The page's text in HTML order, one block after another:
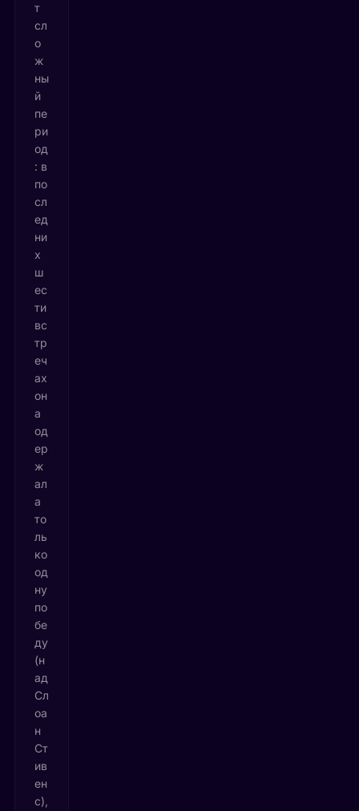
т
сл
о
ж
ны
й
пе
ри
од
: в
по
сл
ед
ни
х
ш
ес
ти
вс
тр
еч
ах
он
а
од
ер
ж
ал
а
то
ль
ко
од
ну
по
бе
ду
(н
ад
Сл
оа
н
Ст
ив
ен
с),